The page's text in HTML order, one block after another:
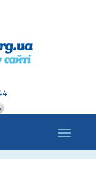
Toggle
navigation